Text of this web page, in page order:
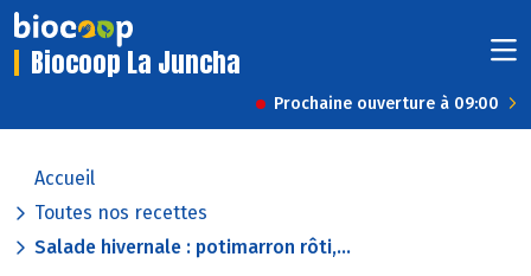
Biocoop La Juncha
Prochaine ouverture à 09:00
Accueil
Toutes nos recettes
Salade hivernale : potimarron rôti,...